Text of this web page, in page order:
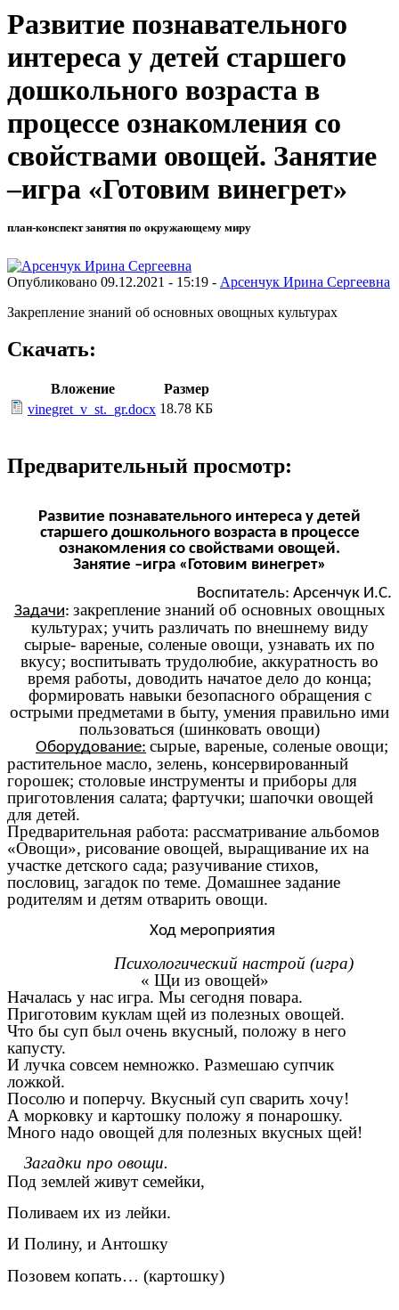
Развитие познавательного
интереса у детей старшего
дошкольного возраста в
процессе ознакомления со
свойствами овощей. Занятие
–игра «Готовим винегрет»
план-конспект занятия по окружающему миру
Опубликовано 09.12.2021 - 15:19 - Арсенчук Ирина Сергеевна
Закрепление знаний об основных овощных культурах
Скачать:
Вложение
Размер
vinegret_v_st._gr.docx 18.78 КБ
Предварительный просмотр:
Развитие познавательного интереса у детей
старшего дошкольного возраста в процессе
ознакомления со свойствами овощей.
Занятие –игра «Готовим винегрет»
Воспитатель: Арсенчук И.С.
Задачи: закрепление знаний об основных овощных
культурах; учить различать по внешнему виду
сырые- вареные, соленые овощи, узнавать их по
вкусу; воспитывать трудолюбие, аккуратность во
время работы, доводить начатое дело до конца;
формировать навыки безопасного обращения с
острыми предметами в быту, умения правильно ими
пользоваться (шинковать овощи)
Оборудование: сырые, вареные, соленые овощи;
растительное масло, зелень, консервированный
горошек; столовые инструменты и приборы для
приготовления салата; фартучки; шапочки овощей
для детей.
Предварительная работа: рассматривание альбомов
«Овощи», рисование овощей, выращивание их на
участке детского сада; разучивание стихов,
пословиц, загадок по теме. Домашнее задание
родителям и детям отварить овощи.
Ход мероприятия
Психологический настрой (игра)
« Щи из овощей»
Началась у нас игра. Мы сегодня повара.
Приготовим куклам щей из полезных овощей.
Что бы суп был очень вкусный, положу в него
капусту.
И лучка совсем немножко. Размешаю супчик
ложкой.
Посолю и поперчу. Вкусный суп сварить хочу!
А морковку и картошку положу я понарошку.
Много надо овощей для полезных вкусных щей!
Загадки про овощи.
Под землей живут семейки,
Поливаем их из лейки.
И Полину, и Антошку
Позовем копать… (картошку)